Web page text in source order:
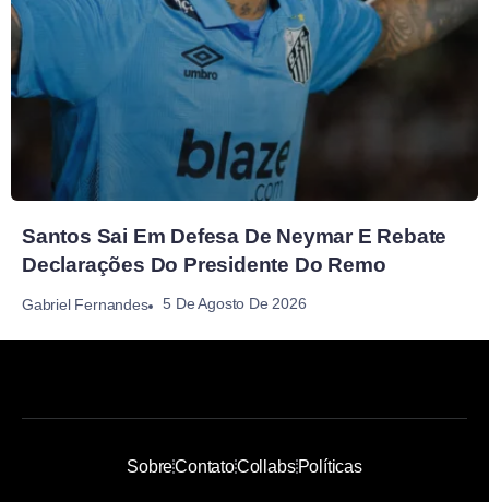
Santos Sai Em Defesa De Neymar E Rebate
Declarações Do Presidente Do Remo
Gabriel Fernandes 5 De Agosto De 2026
SobreContatoCollabsPolíticas